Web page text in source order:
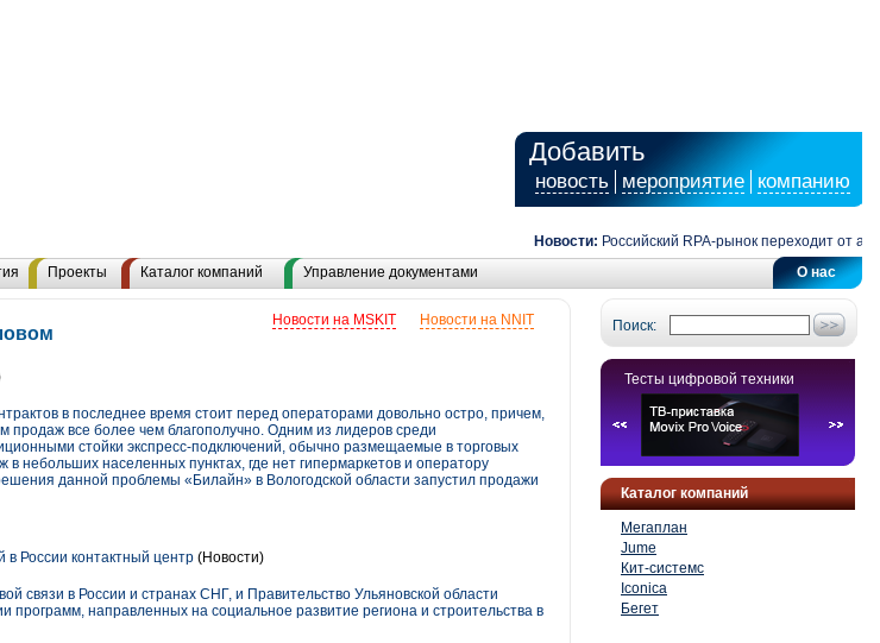
Добавить
новость мероприятие компанию
Новости: Российский RPA-рынок переходит от
О нас
Проекты Каталог компаний Управление документами
Поиск:
Тесты цифровой техники
Каталог компаний
Мегаплан
Jume
Кит-системс
Iconica
Бегет
Новости на NNIT
Новости на MSKIT
в последнее время стоит перед операторами довольно остро, причем,
продаж все более чем благополучно. Одним из лидеров среди
стойки экспресс-подключений, обычно размещаемые в торговых
небольших населенных пунктах, где нет гипермаркетов и оператору
данной проблемы «Билайн» в Вологодской области запустил продажи
в России контактный центр (Новости)
в России и странах СНГ, и Правительство Ульяновской области
программ, направленных на социальное развитие региона и строительства в